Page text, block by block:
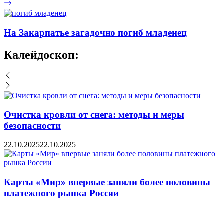
На Закарпатье загадочно погиб младенец
Калейдоскоп:
Очистка кровли от снега: методы и меры
безопасности
22.10.202522.10.2025
Карты «Мир» впервые заняли более половины
платежного рынка России